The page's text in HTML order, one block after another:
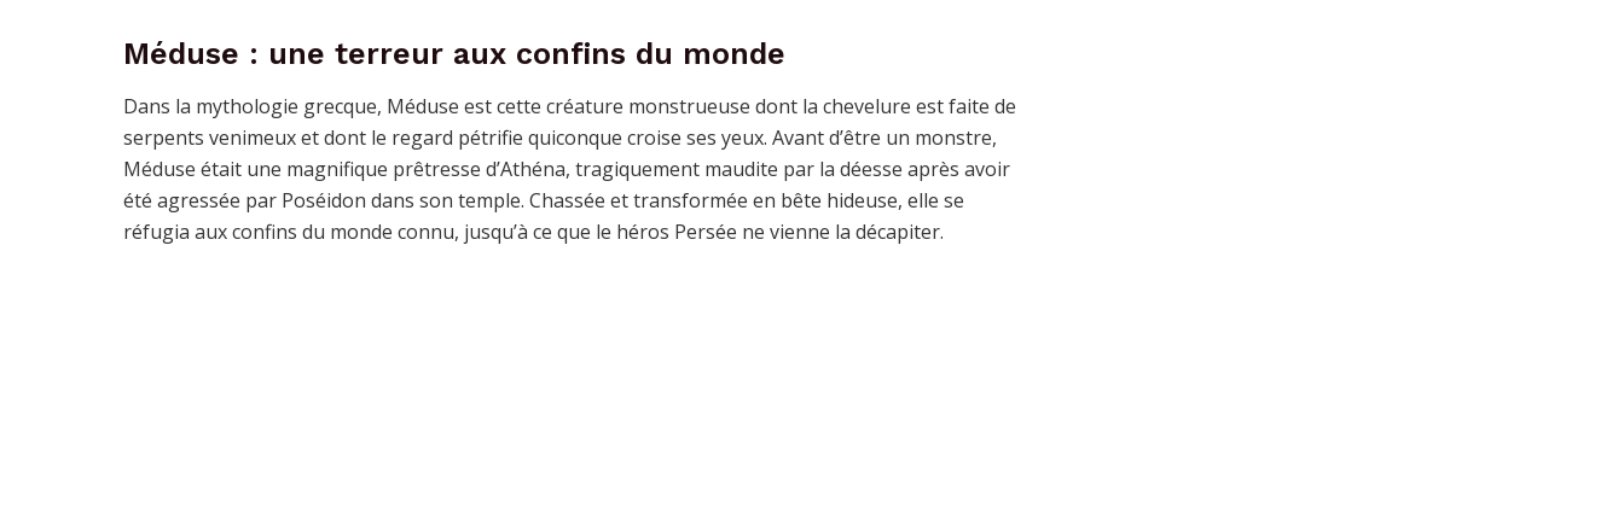
Méduse : une terreur aux confins du monde
Dans la mythologie grecque, Méduse est cette créature monstrueuse dont la chevelure est faite de
serpents venimeux et dont le regard pétrifie quiconque croise ses yeux. Avant d’être un monstre,
Méduse était une magnifique prêtresse d’Athéna, tragiquement maudite par la déesse après avoir
été agressée par Poséidon dans son temple. Chassée et transformée en bête hideuse, elle se
réfugia aux confins du monde connu, jusqu’à ce que le héros Persée ne vienne la décapiter.